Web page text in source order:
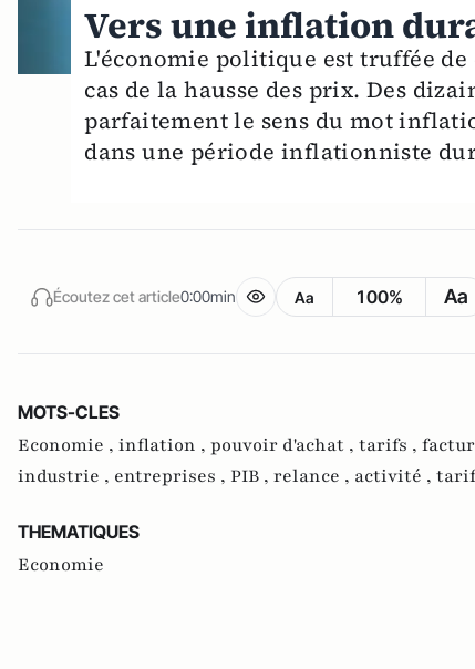
Vers une inflation
L'économie politique est truffée de
cas de la hausse des prix. Des
parfaitement le sens du mot
dans une période inflationniste
Écoutez cet article0:00min Aa 100% Aa
MOTS-CLES
Economie , inflation , pouvoir d'achat , tarifs ,
industrie , entreprises , PIB , relance , activité ,
THEMATIQUES
Economie